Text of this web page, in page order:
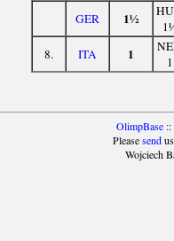
GER
1½
8.
ITA 1
1
OlimpBase::
Pleasesendus
Wojciech